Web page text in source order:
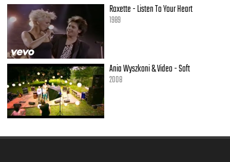
Roxette - Listen To Your Heart
1989
Ania Wyszkoni & Video - Soft
2008